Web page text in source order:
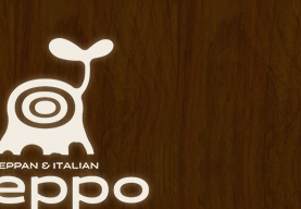
橋のイタリアン
ェッポ）」の公式
（チェッポ）」。
タや讃岐オリーブ牛の
、バルメニューも豊富
トにも一人飲みのお客
です。